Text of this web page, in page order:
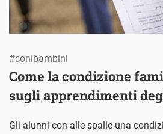
Come la condizione
sugli apprendimenti
#conibambini
Gli alunni con alle spalle una